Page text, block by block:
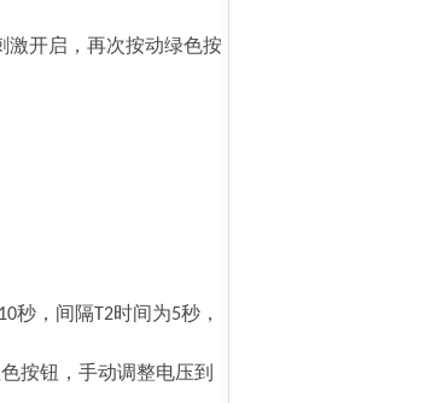
激开启，再次按动绿色按
10秒， 间隔 T2时间为5秒，
按钮，手动调整电压到